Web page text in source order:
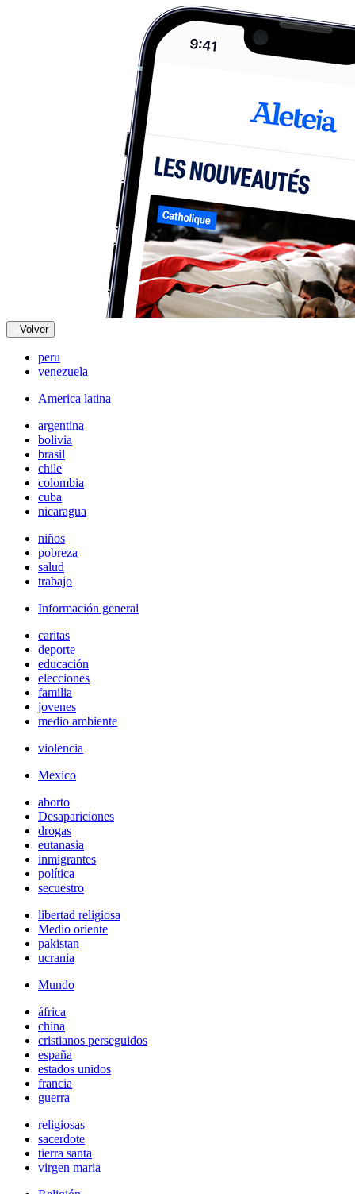
Volver
peru
venezuela
America latina
argentina
bolivia
brasil
chile
colombia
cuba
nicaragua
niños
pobreza
salud
trabajo
Información general
caritas
deporte
educación
elecciones
familia
jovenes
medio ambiente
violencia
Mexico
aborto
Desapariciones
drogas
eutanasia
inmigrantes
política
secuestro
libertad religiosa
Medio oriente
pakistan
ucrania
Mundo
áfrica
china
cristianos perseguidos
españa
estados unidos
francia
guerra
religiosas
sacerdote
tierra santa
virgen maria